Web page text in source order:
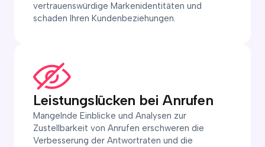
vertrauenswürdige Markenidentitäten und
schaden Ihren Kundenbeziehungen.
Leistungslücken bei Anrufen
Mangelnde Einblicke und Analysen zur
Zustellbarkeit von Anrufen erschweren die
Verbesserung der Antwortraten und die